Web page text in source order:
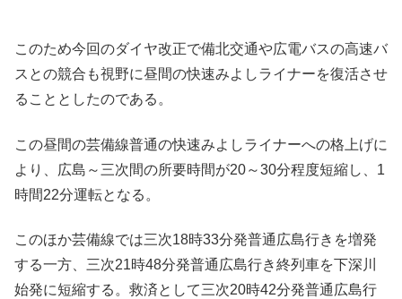
このため今回のダイヤ改正で備北交通や広電バスの高速バ
スとの競合も視野に昼間の快速みよしライナーを復活させ
ることとしたのである。
この昼間の芸備線普通の快速みよしライナーへの格上げに
より、広島～三次間の所要時間が20～30分程度短縮し、1
時間22分運転となる。
このほか芸備線では三次18時33分発普通広島行きを増発
する一方、三次21時48分発普通広島行き終列車を下深川
始発に短縮する。救済として三次20時42分発普通広島行